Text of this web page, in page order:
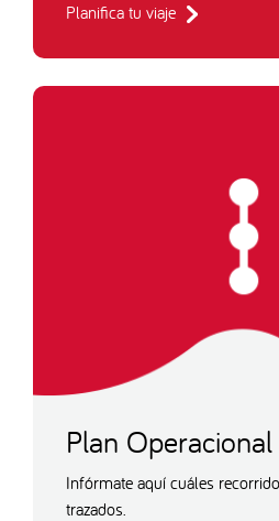
Planifica tu viaje
Plan
Infórmate aquí cuáles
trazados.